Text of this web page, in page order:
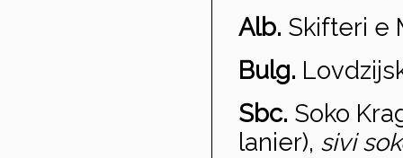
Alb. Skifteri e
Bulg. Lovd
Sbc. Soko
lanier), sivi